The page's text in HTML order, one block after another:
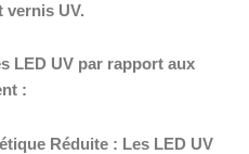
vernis UV.
LED UV par rapport aux
:
Réduite : Les LED UV